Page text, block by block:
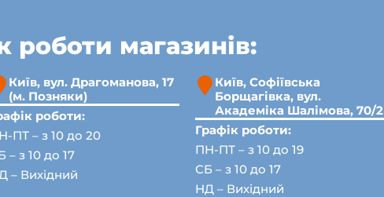
роботи магазинів:
Київ, вул. Драгоманова, 17
(м. Позняки)
роботи:
ПТ – з 10 до 20
– з 10 до 17
– Вихідний
Київ, Софіївська
Борщагівка, вул.
Академіка Шалімова, 70/2
Графік роботи:
ПН-ПТ – з 10 до 19
СБ – з 10 до 17
НД – Вихідний